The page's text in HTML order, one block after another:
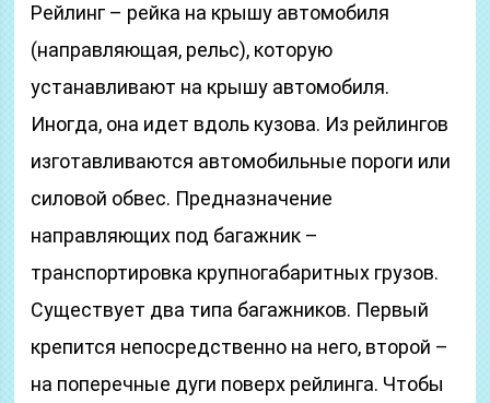
Рейлинг – рейка на крышу автомобиля
(направляющая, рельс), которую
устанавливают на крышу автомобиля.
Иногда, она идет вдоль кузова. Из рейлингов
изготавливаются автомобильные пороги или
силовой обвес. Предназначение
направляющих под багажник –
транспортировка крупногабаритных грузов.
Существует два типа багажников. Первый
крепится непосредственно на него, второй –
на поперечные дуги поверх рейлинга. Чтобы